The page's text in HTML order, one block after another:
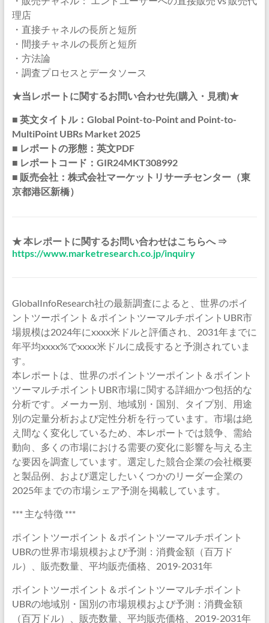
理店
・直接チャネルの長所と短所
・間接チャネルの長所と短所
・方法論
・調査プロセスとデータソース
★当レポートに関するお問い合わせ先(購入・見積)★
■ 英文タイトル：Global Point-to-Point and Point-to-
MultiPoint UBRs Market 2025
■ レポートの形態：英文PDF
■ レポートコード：GIR24MKT308992
■ 販売会社：株式会社マーケットリサーチセンター（東
京都港区新橋）
★ 本レポートに関するお問い合わせはこちらへ ⇒
https://www.marketresearch.co.jp/inquiry
GlobalInfoResearch社の最新調査によると、世界のポイ
ントツーポイント＆ポイントツーマルチポイントUBR市
場規模は2024年にxxxx米ドルと評価され、2031年までに
年平均xxxx%でxxxx米ドルに成長すると予測されていま
す。
本レポートは、世界のポイントツーポイント＆ポイント
ツーマルチポイントUBR市場に関する詳細かつ包括的な
分析です。メーカー別、地域別・国別、タイプ別、用途
別の定量分析および定性分析を行っています。市場は絶
え間なく変化しているため、本レポートでは競争、需給
動向、多くの市場における需要の変化に影響を与える主
な要因を調査しています。選定した競合企業の会社概要
と製品例、および選定したいくつかのリーダー企業の
2025年までの市場シェア予測を掲載しています。
*** 主な特徴 ***
ポイントツーポイント＆ポイントツーマルチポイント
UBRの世界市場規模および予測：消費金額（百万ド
ル）、販売数量、平均販売価格、2019-2031年
ポイントツーポイント＆ポイントツーマルチポイント
UBRの地域別・国別の市場規模および予測：消費金額
（百万ドル）、販売数量、平均販売価格、2019-2031年